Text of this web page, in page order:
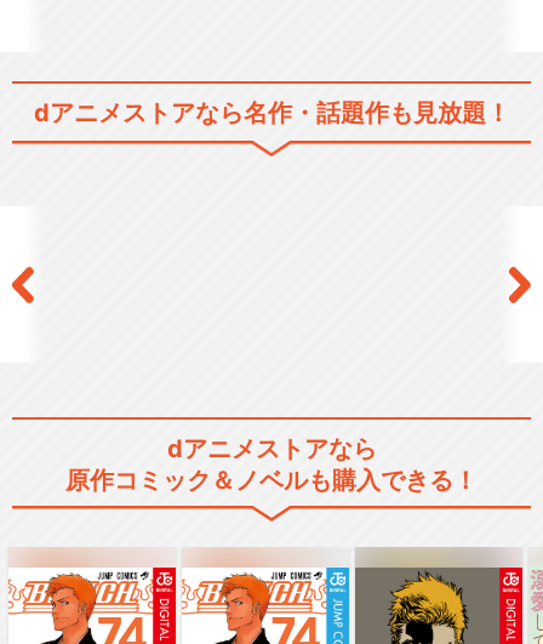
劇場版シティーハンター ＜新
宿プライベート・ア…
dアニメストアなら名作・話題作も見放題！
dアニメストアなら
原作コミック＆ノベルも購入できる！